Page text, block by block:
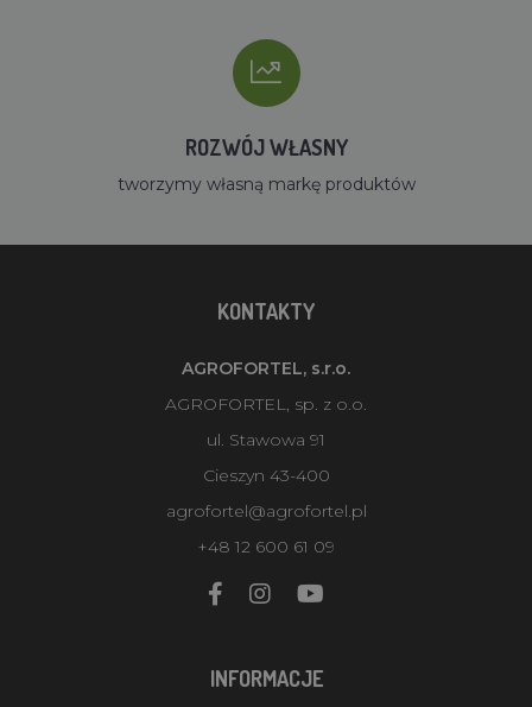
ROZWÓJ WŁASNY
tworzymy własną markę produktów
KONTAKTY
AGROFORTEL, s.r.o.
AGROFORTEL, sp. z o.o.
ul. Stawowa 91
Cieszyn 43-400
agrofortel@agrofortel.pl
+48 12 600 61 09
INFORMACJE